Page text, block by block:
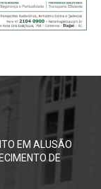
EM ALUSÃO
DE